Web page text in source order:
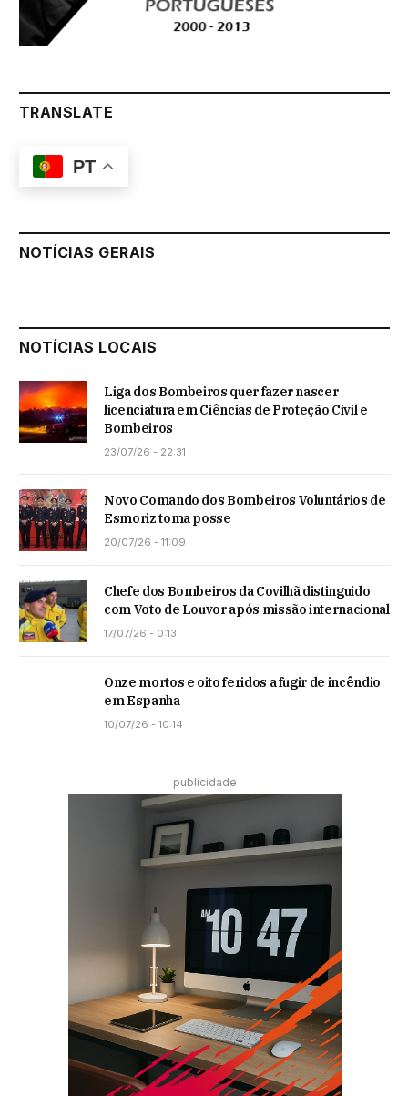
TRANSLATE
PT
NOTÍCIAS GERAIS
NOTÍCIAS LOCAIS
Liga dos Bombeiros quer fazer nascer
licenciatura em Ciências de Proteção Civil e
Bombeiros
23/07/26 - 22:31
Novo Comando dos Bombeiros Voluntários de
Esmoriz toma posse
20/07/26 - 11:09
Chefe dos Bombeiros da Covilhã distinguido
com Voto de Louvor após missão internacional
17/07/26 - 0:13
Onze mortos e oito feridos a fugir de incêndio
em Espanha
10/07/26 - 10:14
publicidade